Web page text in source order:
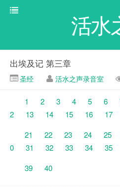
活水
出埃及记 第三章
圣经 活水之声录音室
1 2 3 4 5 6
2
13 14 15 16 17
21
22 23 24 25
0
31 32 33 34 35
39
40